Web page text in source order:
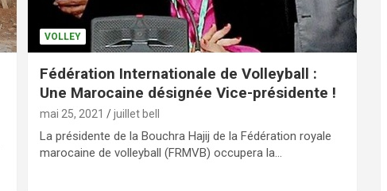
VOLLEY
Fédération Internationale de Volleyball :
Une Marocaine désignée Vice-présidente !
mai 25, 2021 juillet bell
La présidente de la Bouchra Hajij de la Fédération royale
marocaine de volleyball (FRMVB) occupera la…